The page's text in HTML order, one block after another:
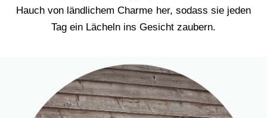
Hauch von ländlichem Charme her, sodass sie jeden
Tag ein Lächeln ins Gesicht zaubern.